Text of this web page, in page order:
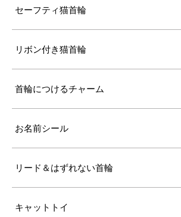
セーフティ猫首輪
リボン付き猫首輪
首輪につけるチャーム
お名前シール
リード＆はずれない首輪
キャットトイ